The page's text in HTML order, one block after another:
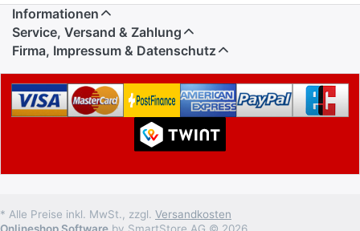
Informationen
Service, Versand & Zahlung
Firma, Impressum & Datenschutz
* Alle Preise inkl. MwSt., zzgl. Versandkosten